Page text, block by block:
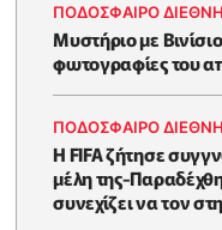
ΠΟΔΟΣΦΑΙΡΟ ΔΙΕΘΝΗ
Μυστήριο με
φωτογραφίες του
ΠΟΔΟΣΦΑΙΡΟ ΔΙΕΘΝΗ
Η FIFA ζήτησε
μέλη της-
συνεχίζει να τον